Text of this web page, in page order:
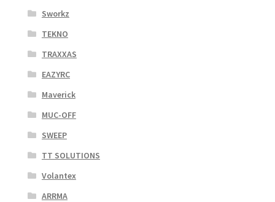
Sworkz
TEKNO
TRAXXAS
EAZYRC
Maverick
MUC-OFF
SWEEP
TT SOLUTIONS
Volantex
ARRMA